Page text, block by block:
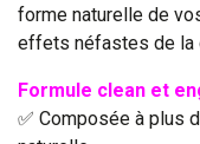
forme naturelle de
effets néfastes de la
Formule clean et
✅ Composée à plus